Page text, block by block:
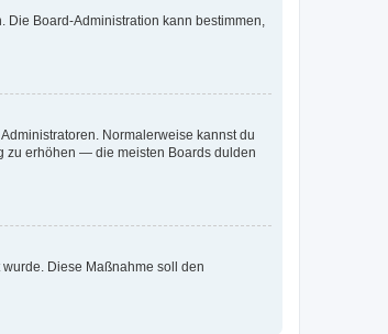
Board-Administration kann bestimmen,
Normalerweise kannst du
zu erhöhen — die meisten Boards dulden
Diese Maßnahme soll den